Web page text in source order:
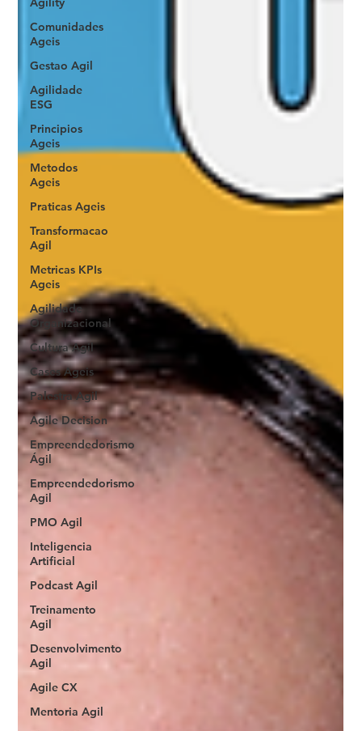
Comunidades
Ageis
Gestao Agil
Agilidade
ESG
Principios
Ageis
Metodos
Ageis
Praticas Ageis
Transformacao
Agil
Metricas KPIs
Ageis
Agilidade
Organizacional
Cultura Agil
Cases Ageis
Palestra Agil
Agile Decision
Empreendedorismo
Ágil
Empreendedorismo
Agil
PMO Agil
Inteligencia
Artificial
Podcast Agil
Treinamento
Agil
Desenvolvimento
Agil
Agile CX
Mentoria Agil